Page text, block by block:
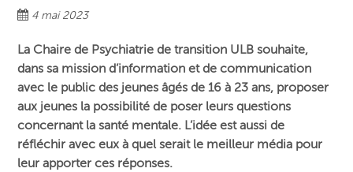
4 mai 2023
La Chaire de Psychiatrie de transition ULB souhaite,
dans sa mission d’information et de communication
avec le public des jeunes âgés de 16 à 23 ans, proposer
aux jeunes la possibilité de poser leurs questions
concernant la santé mentale. L’idée est aussi de
réfléchir avec eux à quel serait le meilleur média pour
leur apporter ces réponses.